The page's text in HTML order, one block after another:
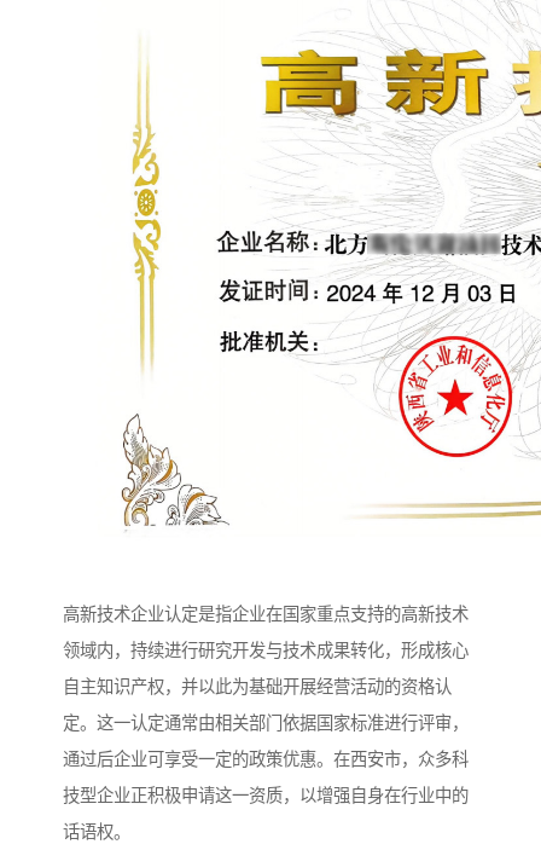
高新技术企业认定是指企业在国家重点支持的高新技术
领域内，持续进行研究开发与技术成果转化，形成核心
自主知识产权，并以此为基础开展经营活动的资格认
定。这一认定通常由相关部门依据国家标准进行评审，
通过后企业可享受一定的政策优惠。在西安市，众多科
技型企业正积极申请这一资质，以增强自身在行业中的
话语权。